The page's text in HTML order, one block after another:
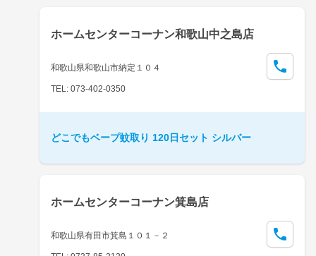
ホームセンターコーナン和歌山中之島店
和歌山県和歌山市納定１０４
TEL: 073-402-0350
どこでもベープ蚊取り 120日セット シルバー
ホームセンターコーナン箕島店
和歌山県有田市箕島１０１－２